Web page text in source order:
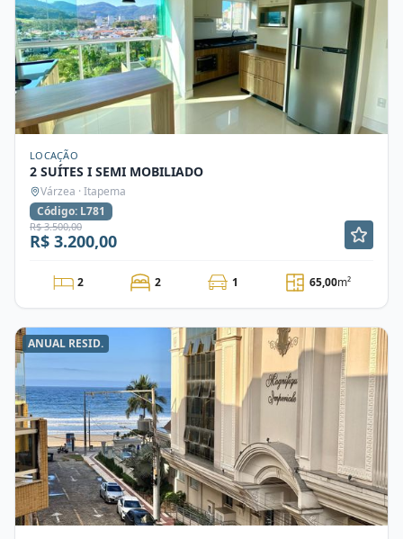
LOCAÇÃO
2 SUÍTES I SEMI MOBILIADO
Várzea · Itapema
Código: L781
R$ 3.500,00
R$ 3.200,00
2 2 1 65,00m²
ANUAL RESID.